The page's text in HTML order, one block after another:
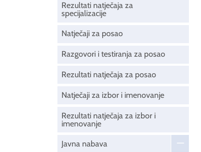
Rezultati natječaja za
specijalizacije
Natječaji za posao
Razgovori i testiranja za posao
Rezultati natječaja za posao
Natječaji za izbor i imenovanje
Rezultati natječaja za izbor i
imenovanje
Javna nabava